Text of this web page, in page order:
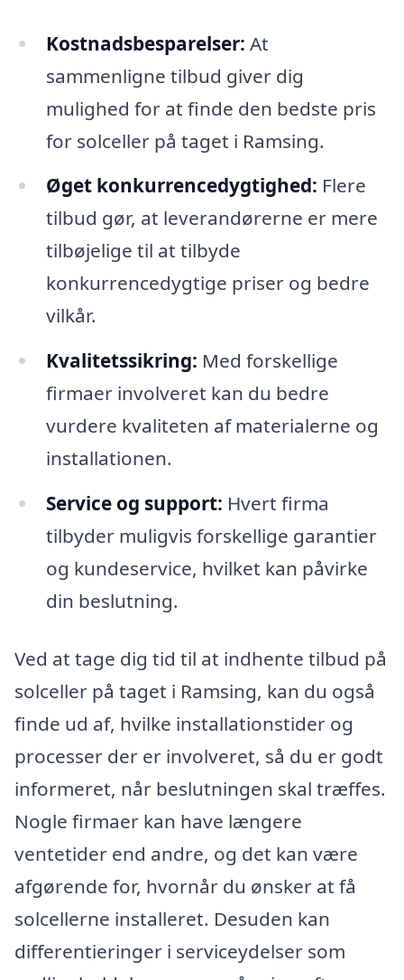
Kostnadsbesparelser: At
sammenligne tilbud giver dig
mulighed for at finde den bedste pris
for solceller på taget i Ramsing.
Øget konkurrencedygtighed: Flere
tilbud gør, at leverandørerne er mere
tilbøjelige til at tilbyde
konkurrencedygtige priser og bedre
vilkår.
Kvalitetssikring: Med forskellige
firmaer involveret kan du bedre
vurdere kvaliteten af materialerne og
installationen.
Service og support: Hvert firma
tilbyder muligvis forskellige garantier
og kundeservice, hvilket kan påvirke
din beslutning.
Ved at tage dig tid til at indhente tilbud på
solceller på taget i Ramsing, kan du også
finde ud af, hvilke installationstider og
processer der er involveret, så du er godt
informeret, når beslutningen skal træffes.
Nogle firmaer kan have længere
ventetider end andre, og det kan være
afgørende for, hvornår du ønsker at få
solcellerne installeret. Desuden kan
differentieringer i serviceydelser som